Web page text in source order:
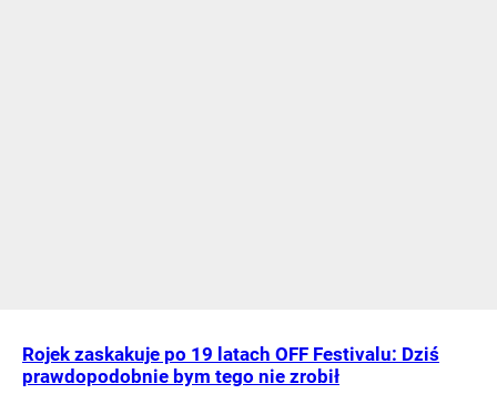
Rojek zaskakuje po 19 latach OFF Festivalu: Dziś
prawdopodobnie bym tego nie zrobił